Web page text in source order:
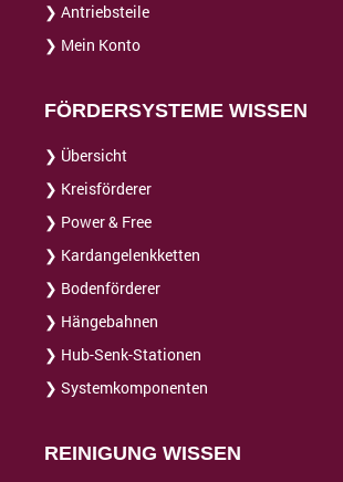
❯ Antriebsteile
❯ Mein Konto
FÖRDERSYSTEME WISSEN
❯ Übersicht
❯ Kreisförderer
❯ Power & Free
❯ Kardangelenkketten
❯ Bodenförderer
❯ Hängebahnen
❯ Hub-Senk-Stationen
❯ Systemkomponenten
REINIGUNG WISSEN